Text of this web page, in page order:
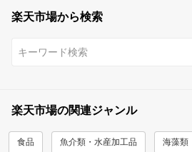
楽天市場から検索
楽天市場の関連ジャンル
食品 魚介類・水産加工品 海藻類